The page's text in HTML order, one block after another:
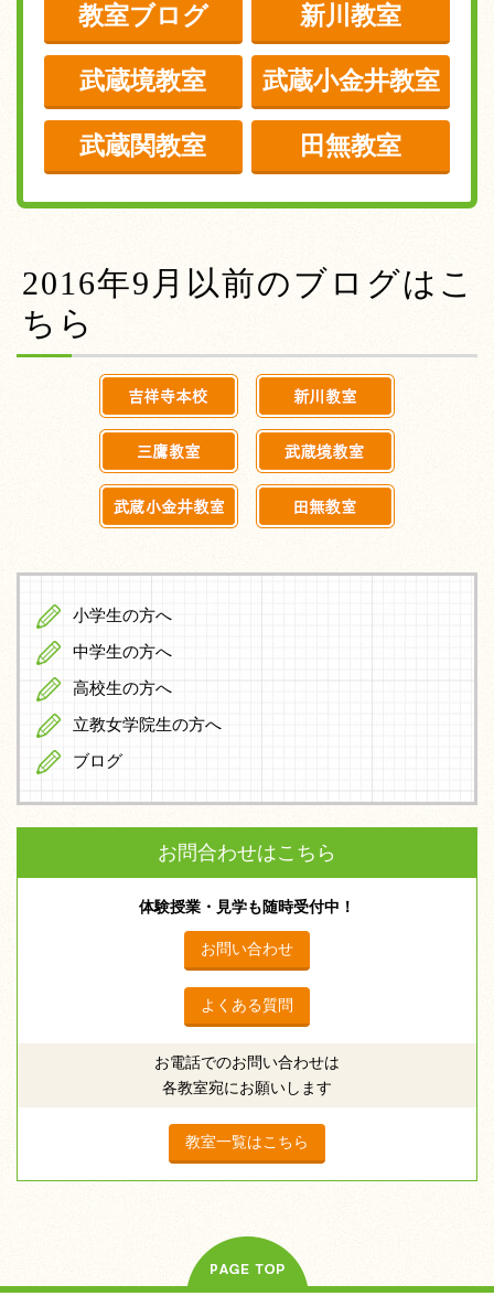
教室ブログ 新川教室
武蔵境教室 武蔵小金井教室
武蔵関教室 田無教室
2016年9月以前のブログはこ
ちら
小学生の方へ
中学生の方へ
高校生の方へ
立教女学院生の方へ
ブログ
お問合わせはこちら
体験授業・見学も随時受付中！
お問い合わせ
よくある質問
お電話でのお問い合わせは
各教室宛にお願いします
教室一覧はこちら